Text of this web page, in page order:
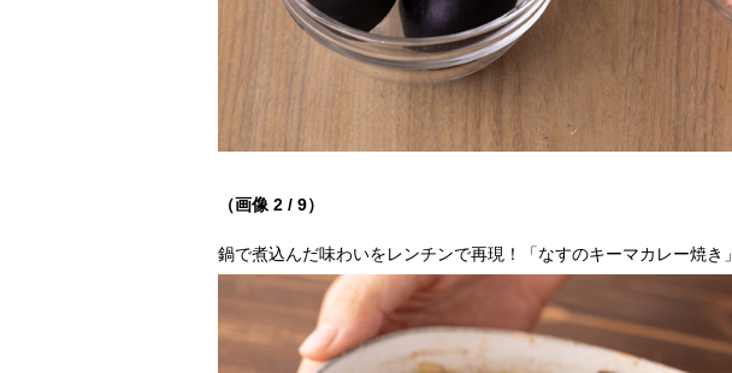
（画像 2 / 9）
鍋で煮込んだ味わいをレンチンで再現！「なすのキーマカレー焼き」